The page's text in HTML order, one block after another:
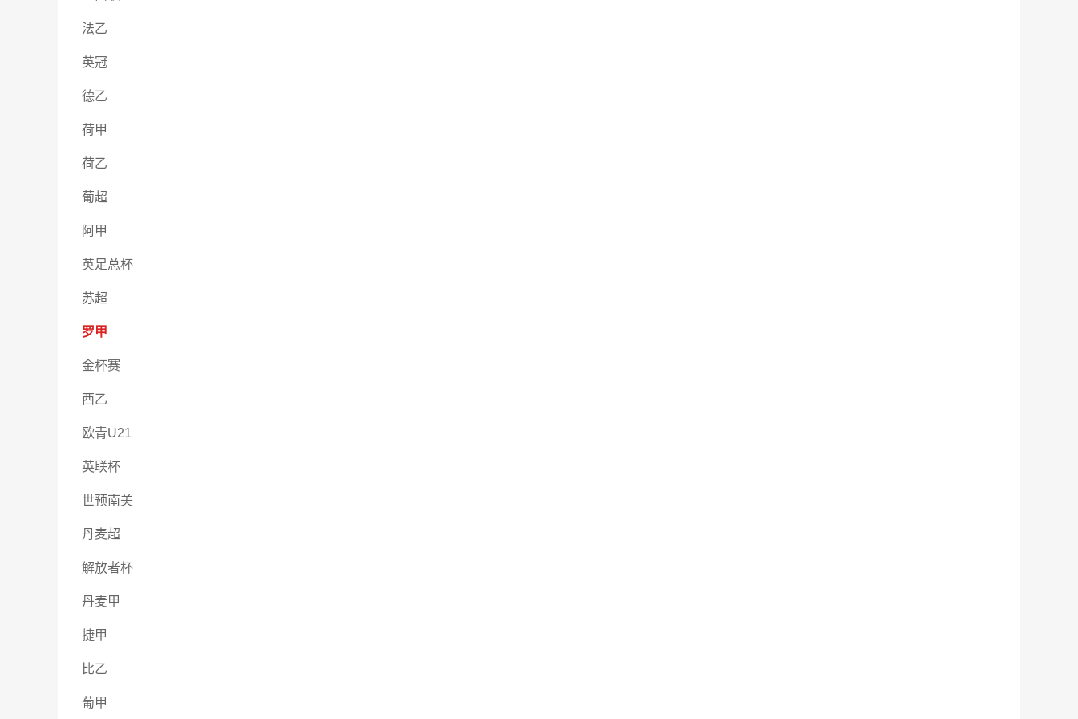
法乙
英冠
德乙
荷甲
荷乙
葡超
阿甲
英足总杯
苏超
罗甲
金杯赛
西乙
欧青U21
英联杯
世预南美
丹麦超
解放者杯
丹麦甲
捷甲
比乙
葡甲